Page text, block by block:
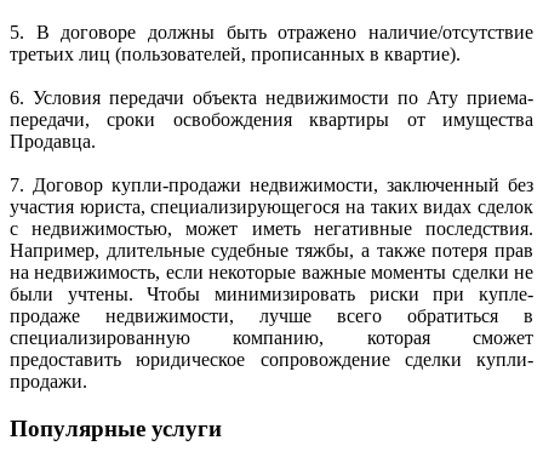
5. В договоре должны быть отражено наличие/отсутствие
третьих лиц (пользователей, прописанных в квартие).
6. Условия передачи объекта недвижимости по Ату приема-
передачи, сроки освобождения квартиры от имущества
Продавца.
7. Договор купли-продажи недвижимости, заключенный без
участия юриста, специализирующегося на таких видах сделок
с недвижимостью, может иметь негативные последствия.
Например, длительные судебные тяжбы, а также потеря прав
на недвижимость, если некоторые важные моменты сделки не
были учтены. Чтобы минимизировать риски при купле-
продаже недвижимости, лучше всего обратиться в
специализированную компанию, которая сможет
предоставить юридическое сопровождение сделки купли-
продажи.
Популярные услуги